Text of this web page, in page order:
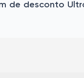
de desconto